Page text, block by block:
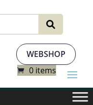
WEBSHOP
0 items